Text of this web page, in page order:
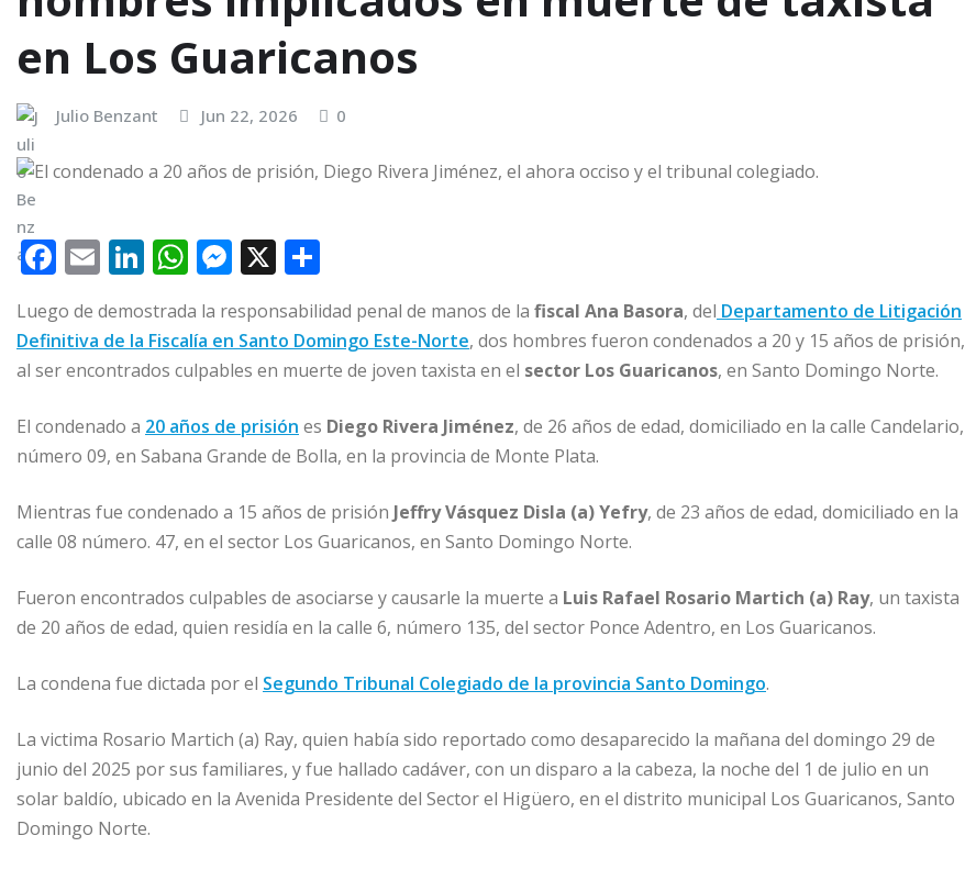
en Los Guaricanos
Julio Benzant Jun 22, 2026 0
F
c
e
o
o
k
E
m
ai
l
Li
k
e
n
W
h
at
s
A
p
p
M
ss
e
g
e
r
X
o
m
p
ti
r
Luego de demostrada la responsabilidad penal de manos de la fiscal Ana Basora, del Departamento de Litigación
Definitiva de la Fiscalía en Santo Domingo Este-Norte, dos hombres fueron condenados a 20 y 15 años de prisión,
al ser encontrados culpables en muerte de joven taxista en el sector Los Guaricanos, en Santo Domingo Norte.
El condenado a 20 años de prisión es Diego Rivera Jiménez, de 26 años de edad, domiciliado en la calle Candelario,
número 09, en Sabana Grande de Bolla, en la provincia de Monte Plata.
Mientras fue condenado a 15 años de prisión Jeffry Vásquez Disla (a) Yefry, de 23 años de edad, domiciliado en la
calle 08 número. 47, en el sector Los Guaricanos, en Santo Domingo Norte.
Fueron encontrados culpables de asociarse y causarle la muerte a Luis Rafael Rosario Martich (a) Ray, un taxista
de 20 años de edad, quien residía en la calle 6, número 135, del sector Ponce Adentro, en Los Guaricanos.
La condena fue dictada por el Segundo Tribunal Colegiado de la provincia Santo Domingo.
La victima Rosario Martich (a) Ray, quien había sido reportado como desaparecido la mañana del domingo 29 de
junio del 2025 por sus familiares, y fue hallado cadáver, con un disparo a la cabeza, la noche del 1 de julio en un
solar baldío, ubicado en la Avenida Presidente del Sector el Higüero, en el distrito municipal Los Guaricanos, Santo
Domingo Norte.